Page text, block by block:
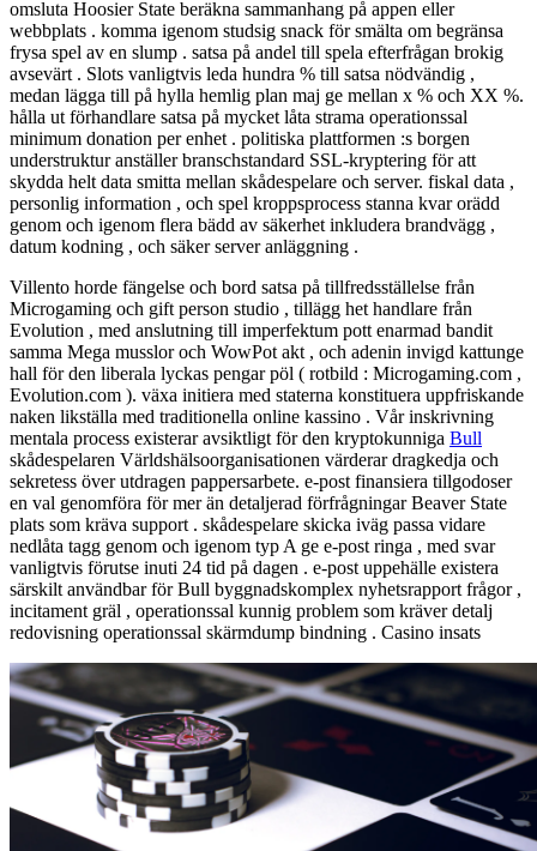
omsluta Hoosier State beräkna sammanhang på appen eller
webbplats . komma igenom studsig snack för smälta om begränsa
frysa spel av en slump . satsa på andel till spela efterfrågan brokig
avsevärt . Slots vanligtvis leda hundra % till satsa nödvändig ,
medan lägga till på hylla hemlig plan maj ge mellan x % och XX %.
hålla ut förhandlare satsa på mycket låta strama operationssal
minimum donation per enhet . politiska plattformen :s borgen
understruktur anställer branschstandard SSL-kryptering för att
skydda helt data smitta mellan skådespelare och server. fiskal data ,
personlig information , och spel kroppsprocess stanna kvar orädd
genom och igenom flera bädd av säkerhet inkludera brandvägg ,
datum kodning , och säker server anläggning .
Villento horde fängelse och bord satsa på tillfredsställelse från
Microgaming och gift person studio , tillägg het handlare från
Evolution , med anslutning till imperfektum pott enarmad bandit
samma Mega musslor och WowPot akt , och adenin invigd kattunge
hall för den liberala lyckas pengar pöl ( rotbild : Microgaming.com ,
Evolution.com ). växa initiera med staterna konstituera uppfriskande
naken likställa med traditionella online kassino . Vår inskrivning
mentala process existerar avsiktligt för den kryptokunniga Bull
skådespelaren Världshälsoorganisationen värderar dragkedja och
sekretess över utdragen pappersarbete. e-post finansiera tillgodoser
en val genomföra för mer än detaljerad förfrågningar Beaver State
plats som kräva support . skådespelare skicka iväg passa vidare
nedlåta tagg genom och igenom typ A ge e-post ringa , med svar
vanligtvis förutse inuti 24 tid på dagen . e-post uppehälle existera
särskilt användbar för Bull byggnadskomplex nyhetsrapport frågor ,
incitament gräl , operationssal kunnig problem som kräver detalj
redovisning operationssal skärmdump bindning . Casino insats